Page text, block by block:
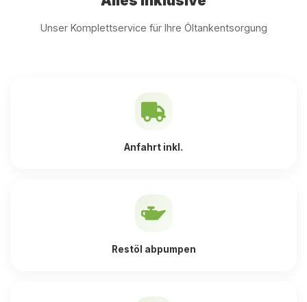
Unser Komplettservice für Ihre Öltankentsorgung
Anfahrt inkl.
Restöl abpumpen